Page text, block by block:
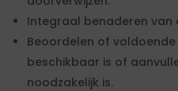
Integraal benaderen van
Beoordelen of
beschikbaar is of
noodzakelijk is.